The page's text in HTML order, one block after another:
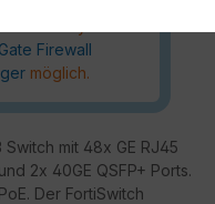
Firewall
möglich.
mit 48x GE RJ45
2x 40GE QSFP+ Ports.
Der FortiSwitch